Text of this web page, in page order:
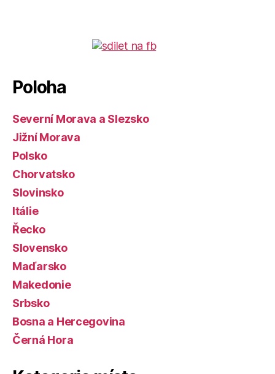
Poloha
Severní Morava a Slezsko
Jižní Morava
Polsko
Chorvatsko
Slovinsko
Itálie
Řecko
Slovensko
Maďarsko
Makedonie
Srbsko
Bosna a Hercegovina
Černá Hora